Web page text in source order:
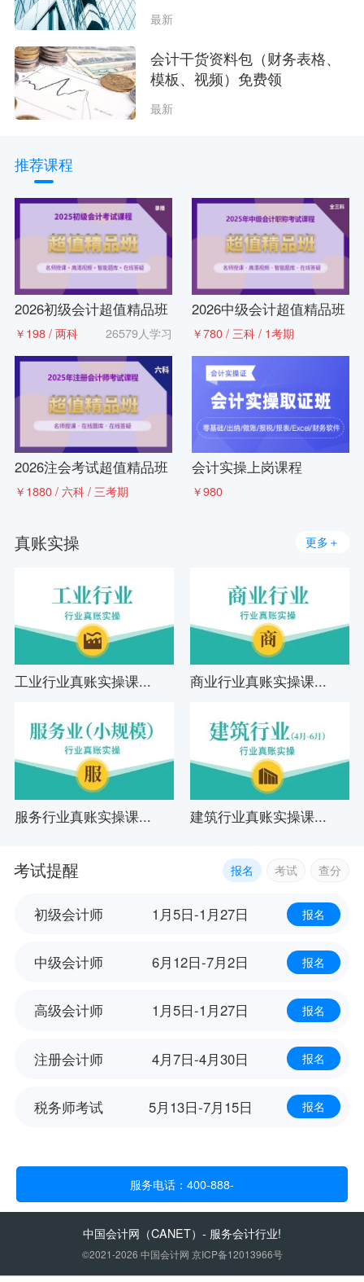
最新
会计干货资料包（财务表格、
模板、视频）免费领
最新
推荐课程
2026初级会计超值精品班
￥198 / 两科 26579人学习
2026中级会计超值精品班
￥780 / 三科 / 1考期
2026注会考试超值精品班
￥1880 / 六科 / 三考期
会计实操上岗课程
￥980
真账实操 更多＋
工业行业真账实操课... 商业行业真账实操课...
服务行业真账实操课... 建筑行业真账实操课...
考试提醒 报名 考试 查分
初级会计师 1月5日-1月27日 报名
中级会计师 6月12日-7月2日 报名
高级会计师 1月5日-1月27日 报名
注册会计师 4月7日-4月30日 报名
税务师考试 5月13日-7月15日 报名
服务电话：400-888-
中国会计网 （CANET）- 服务会计行业!
©2021-2026 中国会计网 京ICP备12013966号